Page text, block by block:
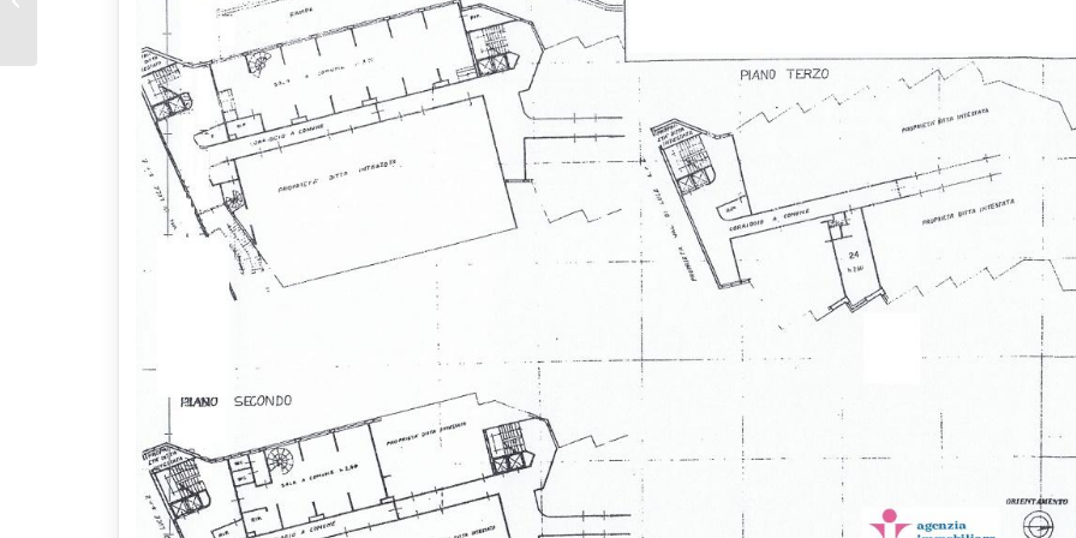
utilizzabile anche per Riunioni
Il Condominio è dotato di un servizio di Semi Portierato
Sviluppo Interno del Monolocale Val-di-Luce
L'Appartamento Monolocale Val-di-Luce Abetone Mq 45,
è composto da:
Accesso al Secondo Piano ed all'Appartamento Monolocale,
tramite corridoio a Comune ed Ascensore
Ingresso nel Disimpegno
attrezzato con Piano di Cottura
(con piastre elettriche, Lavello e Frigorifero)
Sul lato destro del Disimpegno,
si trova il Bagno, attrezzato con Doccia
Sala arredata con Tre Divani Letto Matrimoniali,
Cutigliano Mq 200 Sei